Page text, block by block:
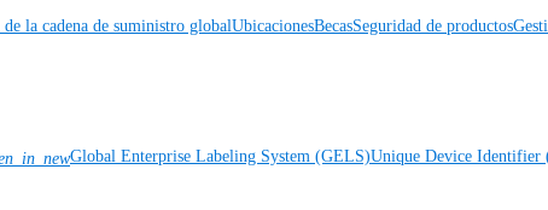
la cadena de suministro globalUbicacionesBecasSeguridad de productos
Global Enterprise Labeling System (GELS)Unique Device Identifier